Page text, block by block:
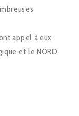
appel à eux
et le NORD